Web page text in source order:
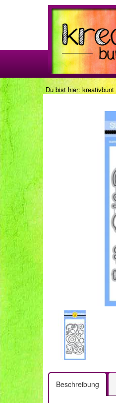
Du bist hier: kreativbunt
Beschreibung